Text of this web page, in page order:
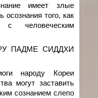
имеет злые
осознания того, как
с человеческим
ПАДМЕ СИДДХИ
народу Кореи
могут заставить
сознанием слепо